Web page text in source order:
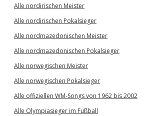
Alle nordirischen Meister
Alle nordirischen Pokalsieger
Alle nordmazedonischen Meister
Alle nordmazedonischen Pokalsieger
Alle norwegischen Meister
Alle norwegischen Pokalsieger
Alle offiziellen WM-Songs von 1962 bis 2002
Alle Olympiasieger im Fußball